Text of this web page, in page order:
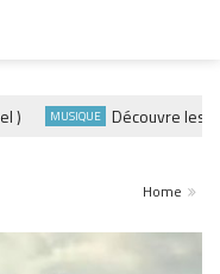
MUSIQUE Découvre les
Home